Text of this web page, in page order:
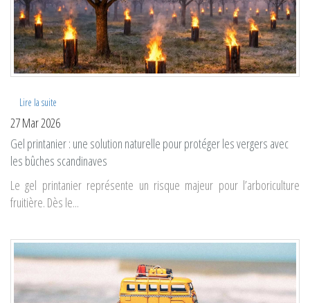
Lire la suite
27 Mar 2026
Gel printanier : une solution naturelle pour protéger les vergers avec
les bûches scandinaves
Le gel printanier représente un risque majeur pour l’arboriculture
fruitière. Dès le...